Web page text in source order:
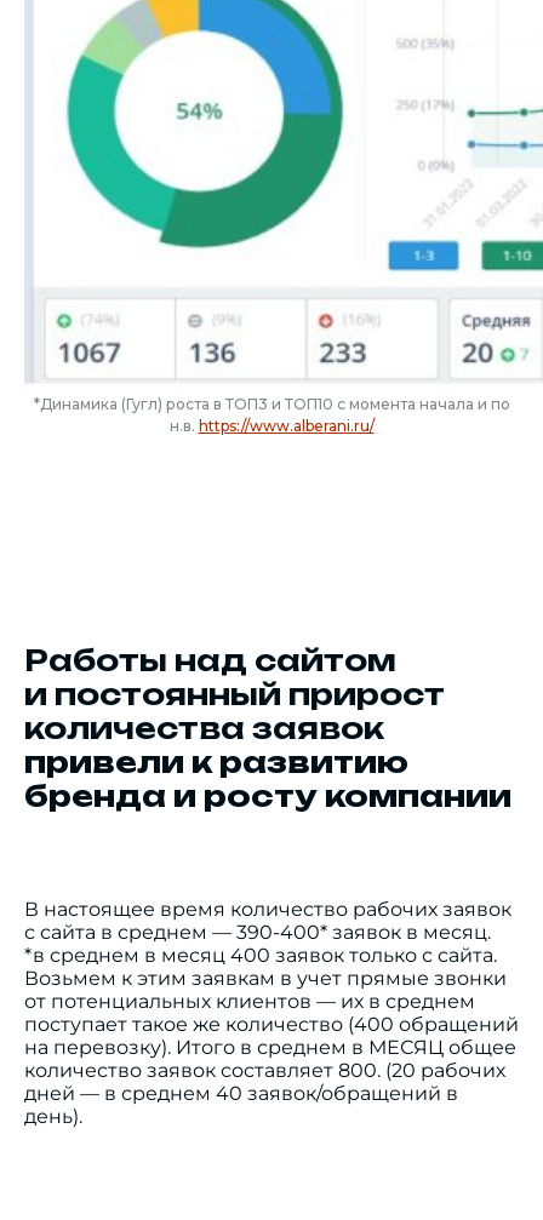
*Динамика (Гугл) роста в ТОП3 и ТОП10 с момента начала и по
н.в. https://www.alberani.ru/
Работы над сайтом
и постоянный прирост
количества заявок
привели к развитию
бренда и росту компании
В настоящее время количество рабочих заявок
с сайта в среднем — 390-400* заявок в месяц.
*в среднем в месяц 400 заявок только с сайта.
Возьмем к этим заявкам в учет прямые звонки
от потенциальных клиентов — их в среднем
поступает такое же количество (400 обращений
на перевозку). Итого в среднем в МЕСЯЦ общее
количество заявок составляет 800. (20 рабочих
дней — в среднем 40 заявок/обращений в
день).